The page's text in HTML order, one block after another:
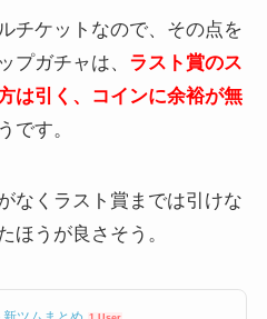
チケットなので、その点を
プガチャは、 ラスト賞のス
は引く、コインに余裕が無
です。
なくラスト賞までは引けな
ほうが良さそう。